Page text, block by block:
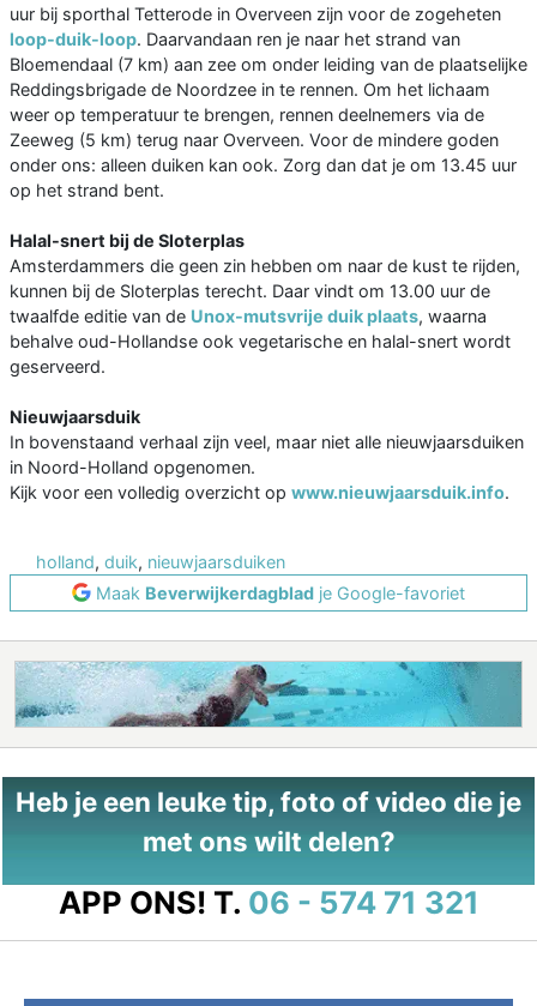
uur bij sporthal Tetterode in Overveen zijn voor de zogeheten
loop-duik-loop. Daarvandaan ren je naar het strand van
Bloemendaal (7 km) aan zee om onder leiding van de plaatselijke
Reddingsbrigade de Noordzee in te rennen. Om het lichaam
weer op temperatuur te brengen, rennen deelnemers via de
Zeeweg (5 km) terug naar Overveen. Voor de mindere goden
onder ons: alleen duiken kan ook. Zorg dan dat je om 13.45 uur
op het strand bent.
Halal-snert bij de Sloterplas
Amsterdammers die geen zin hebben om naar de kust te rijden,
kunnen bij de Sloterplas terecht. Daar vindt om 13.00 uur de
twaalfde editie van de Unox-mutsvrije duik plaats, waarna
behalve oud-Hollandse ook vegetarische en halal-snert wordt
geserveerd.
Nieuwjaarsduik
In bovenstaand verhaal zijn veel, maar niet alle nieuwjaarsduiken
in Noord-Holland opgenomen.
Kijk voor een volledig overzicht op www.nieuwjaarsduik.info.
holland, duik, nieuwjaarsduiken
Maak Beverwijkerdagblad je Google-favoriet
Heb je een leuke tip, foto of video die je
met ons wilt delen?
APP ONS! T. 06 - 574 71 321